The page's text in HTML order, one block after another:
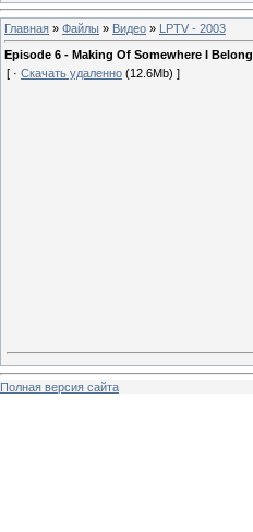
Главная » Файлы » Видео » LPTV - 2003
Episode 6 - Making Of Somewhere I Belong
[ · Скачать удаленно (12.6Mb) ]
Полная версия сайта